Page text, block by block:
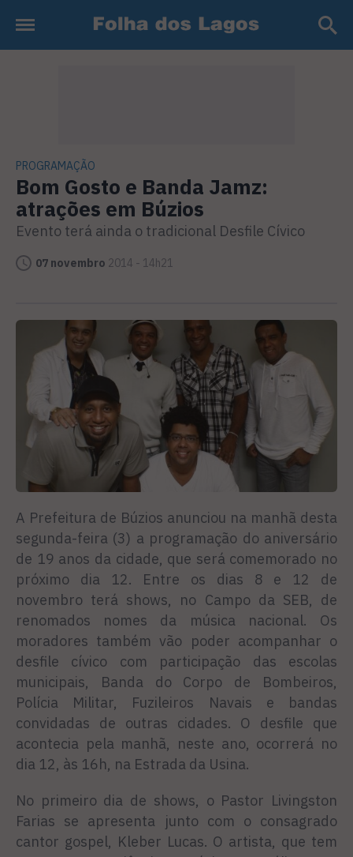
PROGRAMAÇÃO
Bom Gosto e Banda Jamz:
atrações em Búzios
Evento terá ainda o tradicional Desfile Cívico
07 novembro 2014 - 14h21
A Prefeitura de Búzios anunciou na manhã desta
segunda-feira (3) a programação do aniversário
de 19 anos da cidade, que será comemorado no
próximo dia 12. Entre os dias 8 e 12 de
novembro terá shows, no Campo da SEB, de
renomados nomes da música nacional. Os
moradores também vão poder acompanhar o
desfile cívico com participação das escolas
municipais, Banda do Corpo de Bombeiros,
Polícia Militar, Fuzileiros Navais e bandas
convidadas de outras cidades. O desfile que
acontecia pela manhã, neste ano, ocorrerá no
dia 12, às 16h, na Estrada da Usina.
No primeiro dia de shows, o Pastor Livingston
Farias se apresenta junto com o consagrado
cantor gospel, Kleber Lucas. O artista, que tem